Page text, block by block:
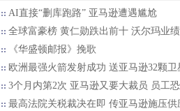
AI直接“删库跑路” 亚马逊遭遇尴尬
全球富豪榜 黄仁勋跌出前十 沃尔玛业
《华盛顿邮报》挽歌
欧洲最强火箭发射成功 送亚马逊32颗卫
3个月内第2次 亚马逊又要大裁员 员工
最高法院关税裁决在即 传亚马逊施压供